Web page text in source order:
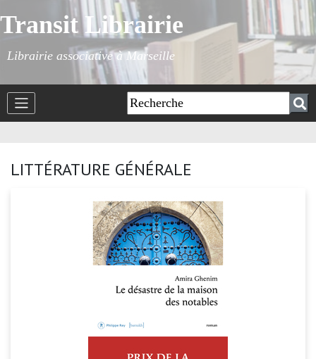
Transit Librairie
Librairie associative à Marseille
LITTÉRATURE GÉNÉRALE